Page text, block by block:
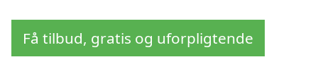
Få tilbud, gratis og uforpligtende